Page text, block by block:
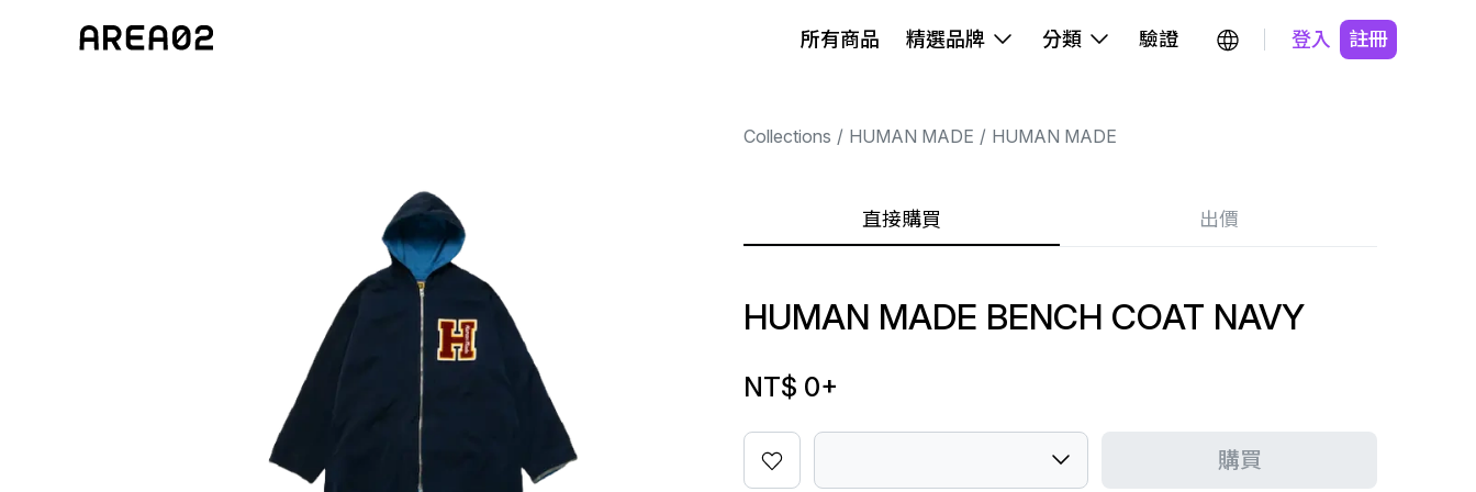
所有商品 精選品牌 分類 驗證 登入 註冊
Collections HUMAN MADE HUMAN MADE
直接購買 出價
HUMAN MADE BENCH COAT NAVY
NT$ 0+
購買